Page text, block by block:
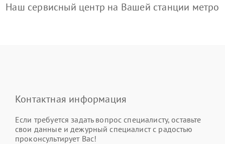
Наш сервисный центр на Вашей станции метро
Контактная информация
Если требуется задать вопрос специалисту, оставьте
свои данные и дежурный специалист с радостью
проконсультирует Вас!